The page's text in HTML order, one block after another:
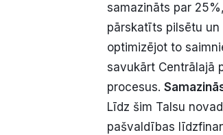
samazināts par
pārskatīts pilsētu
optimizējot to
savukārt Centrālajā
procesus.
Līdz šim Talsu
pašvaldības